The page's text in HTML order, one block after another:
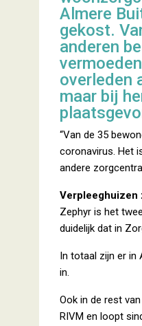
Almere
gekost.
anderen
overleden
maar bij
“Van de 35
coronavirus. Het
andere
Verpleeghuizen
Zephyr is het
duidelijk dat in
In totaal zijn er in
in.
Ook in de rest
RIVM en loopt